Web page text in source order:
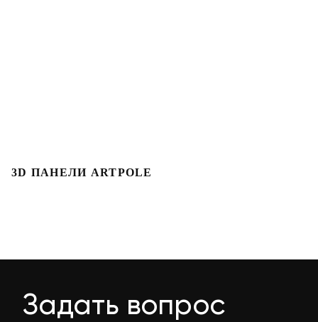
3D ПАНЕЛИ ARTPOLE
Задать вопрос